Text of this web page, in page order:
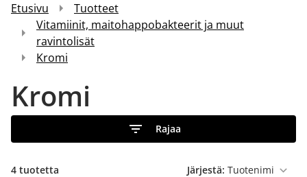
Etusivu
Tuotteet
Vitamiinit, maitohappobakteerit ja muut
ravintolisät
Kromi
Kromi
Rajaa
4 tuotetta Järjestä: